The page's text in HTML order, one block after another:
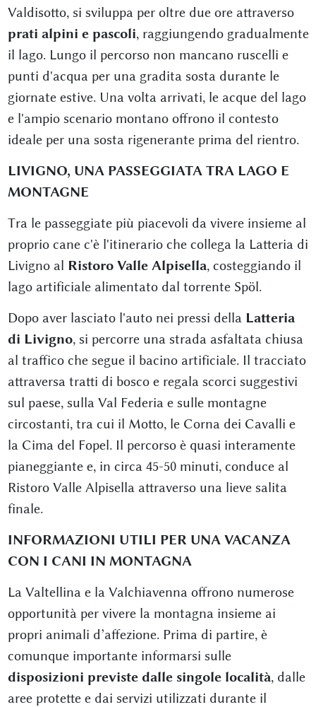
Valdisotto, si sviluppa per oltre due ore attraverso
prati alpini e pascoli, raggiungendo gradualmente
il lago. Lungo il percorso non mancano ruscelli e
punti d'acqua per una gradita sosta durante le
giornate estive. Una volta arrivati, le acque del lago
e l'ampio scenario montano offrono il contesto
ideale per una sosta rigenerante prima del rientro.
LIVIGNO, UNA PASSEGGIATA TRA LAGO E
MONTAGNE
Tra le passeggiate più piacevoli da vivere insieme al
proprio cane c'è l'itinerario che collega la Latteria di
Livigno al Ristoro Valle Alpisella, costeggiando il
lago artificiale alimentato dal torrente Spöl.
Dopo aver lasciato l'auto nei pressi della Latteria
di Livigno, si percorre una strada asfaltata chiusa
al traffico che segue il bacino artificiale. Il tracciato
attraversa tratti di bosco e regala scorci suggestivi
sul paese, sulla Val Federia e sulle montagne
circostanti, tra cui il Motto, le Corna dei Cavalli e
la Cima del Fopel. Il percorso è quasi interamente
pianeggiante e, in circa 45-50 minuti, conduce al
Ristoro Valle Alpisella attraverso una lieve salita
finale.
INFORMAZIONI UTILI PER UNA VACANZA
CON I CANI IN MONTAGNA
La Valtellina e la Valchiavenna offrono numerose
opportunità per vivere la montagna insieme ai
propri animali d’affezione. Prima di partire, è
comunque importante informarsi sulle
disposizioni previste dalle singole località, dalle
aree protette e dai servizi utilizzati durante il